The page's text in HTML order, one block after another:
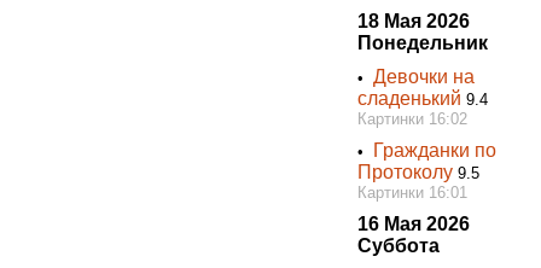
18 Мая 2026
Понедельник
•Девочки на
сладенький 9.4
Картинки 16:02
•
Гражданки по
Протоколу 9.5
Картинки 16:01
16 Мая 2026
Суббота